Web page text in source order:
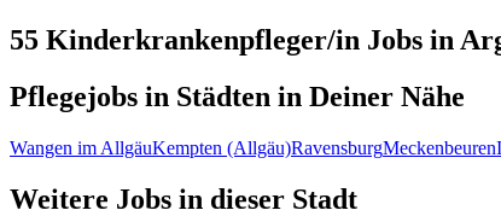
55 Kinderkrankenpfleger/in Jobs in
Pflegejobs in Städten in Deiner Nähe
Wangen im AllgäuKempten (Allgäu)RavensburgMeckenbeuren
Weitere Jobs in dieser Stadt